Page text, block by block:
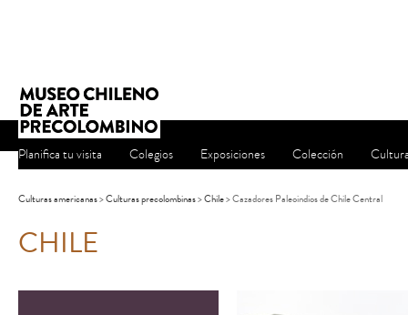
Planifica tu visita Colegios Exposiciones Colección
Culturas americanas>Culturas precolombinas>Chile> Cazadores Paleoindios de Chile Central
CHILE